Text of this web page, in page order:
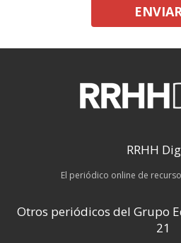
RRHH
El periódico online de
Otros periódicos del Grupo
21